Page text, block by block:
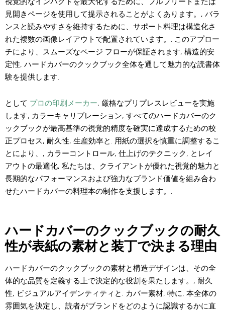
見開きページを使用して提示されることがよくあります。, バラ
ンスと読みやすさを維持するために、サポート料理は構造化さ
れた複数の画像レイアウトで配置されています。. このアプロー
チにより、スムーズなページ フローが保証されます, 構造的安
定性, ハードカバーのクックブック全体を通して魅力的な読書体
験を提供します.
として プロの印刷メーカー, 厳格なプリプレスレビューを実施
します, カラーキャリブレーション, すべてのハードカバーのク
ックブックが最高基準の視覚的精度を確実に達成するための校
正プロセス, 耐久性, 生産効率と. 用紙の選択を慎重に調整するこ
とにより、, カラーコントロール, 仕上げのテクニック, とレイ
アウトの最適化, 私たちは、クライアントが優れた視覚的魅力と
長期的なパフォーマンスおよび強力なブランド価値を組み合わ
せたハードカバーの料理本の制作を支援します。.
ハードカバーのクックブックの耐久
性が表紙の素材と装丁で決まる理由
ハードカバーのクックブックの素材と構造デザインは、その全
体的な品質を定義する上で決定的な役割を果たします。, 耐久
性, ビジュアルアイデンティティと. カバー素材, 特に, 本全体の
雰囲気を決定し、読者がブランドをどのように認識するかに直